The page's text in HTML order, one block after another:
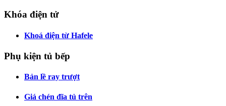
Khóa điện tử
Khoá điện từ Hafele
Phụ kiện tủ bếp
Bản lề ray trượt
Giá chén đĩa tủ trên